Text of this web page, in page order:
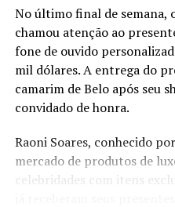
No último final de semana,
chamou atenção ao
fone de ouvido
mil dólares. A entrega do
camarim de Belo após seu
convidado de honra.
Raoni Soares, conhecido
mercado de produtos de
celebridades com itens